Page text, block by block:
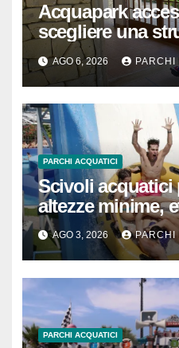
Acquapark
scegliere una
passeggino o
AGO 6, 2026 PARCHI
PARCHI ACQUATICI
Scivoli acquatici
altezze minime,
AGO 3, 2026 PARCHI
PARCHI ACQUATICI